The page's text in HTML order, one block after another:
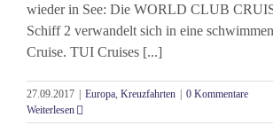
wieder in See: Die WORLD CLUB
Schiff 2 verwandelt sich in eine
Cruise. TUI Cruises [...]
27.09.2017 Europa, Kreuzfahrten
0 Kommentare
Weiterlesen